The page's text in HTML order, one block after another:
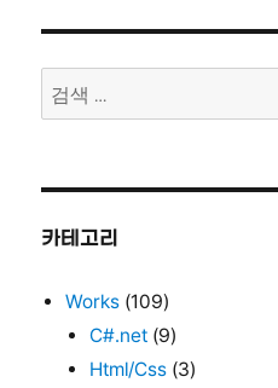
검
색:
카테고리
Works (109)
C#.net (9)
Html/Css (3)